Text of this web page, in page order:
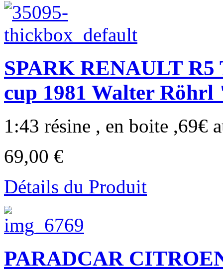
SPARK RENAULT R5
cup 1981 Walter
1:43 résine , en boite ,69€
69,00 €
Détails du Produit
PARADCAR